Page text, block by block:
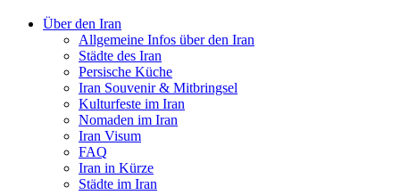
Über den Iran
Allgemeine Infos über den Iran
Städte des Iran
Persische Küche
Iran Souvenir & Mitbringsel
Kulturfeste im Iran
Nomaden im Iran
Iran Visum
FAQ
Iran in Kürze
Städte im Iran